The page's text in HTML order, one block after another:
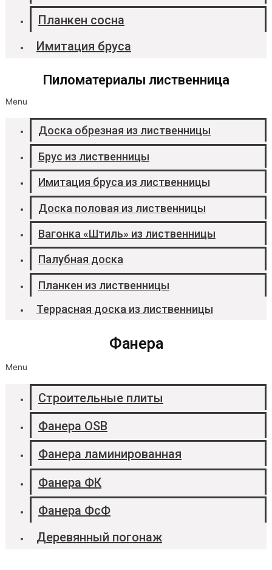
Планкен сосна
Имитация бруса
Пиломатериалы лиственница
Menu
Доска обрезная из лиственницы
Брус из лиственницы
Имитация бруса из лиственницы
Доска половая из лиственницы
Вагонка «Штиль» из лиственницы
Палубная доска
Планкен из лиственницы
Террасная доска из лиственницы
Фанера
Menu
Строительные плиты
Фанера OSB
Фанера ламинированная
Фанера ФК
Фанера ФсФ
Деревянный погонаж